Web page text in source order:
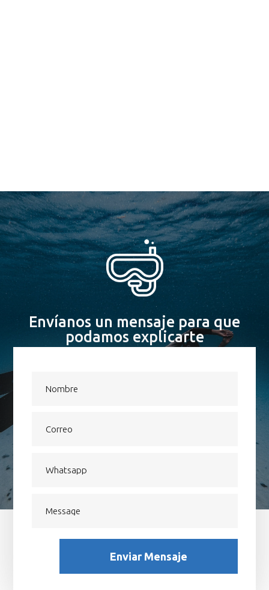
Envíanos un mensaje para que
podamos explicarte
Enviar Mensaje